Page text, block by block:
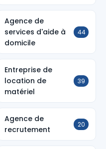
Agence de
services d'aide à
domicile
44
Entreprise de
location de
matériel
39
Agence de
recrutement
20